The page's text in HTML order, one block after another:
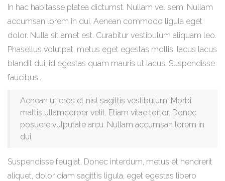
In hac habitasse platea dictumst. Nullam vel sem. Nullam
accumsan lorem in dui. Aenean commodo ligula eget
dolor. Nulla sit amet est. Curabitur vestibulum aliquam leo.
Phasellus volutpat, metus eget egestas mollis, lacus lacus
blandit dui, id egestas quam mauris ut lacus. Suspendisse
faucibus..
Aenean ut eros et nisl sagittis vestibulum. Morbi
mattis ullamcorper velit. Etiam vitae tortor. Donec
posuere vulputate arcu. Nullam accumsan lorem in
dui.
Suspendisse feugiat. Donec interdum, metus et hendrerit
aliquet, dolor diam sagittis ligula, eget egestas libero